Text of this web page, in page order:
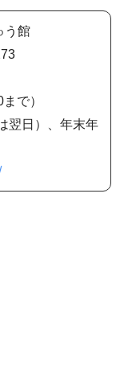
う館
で）
翌日）、年末年